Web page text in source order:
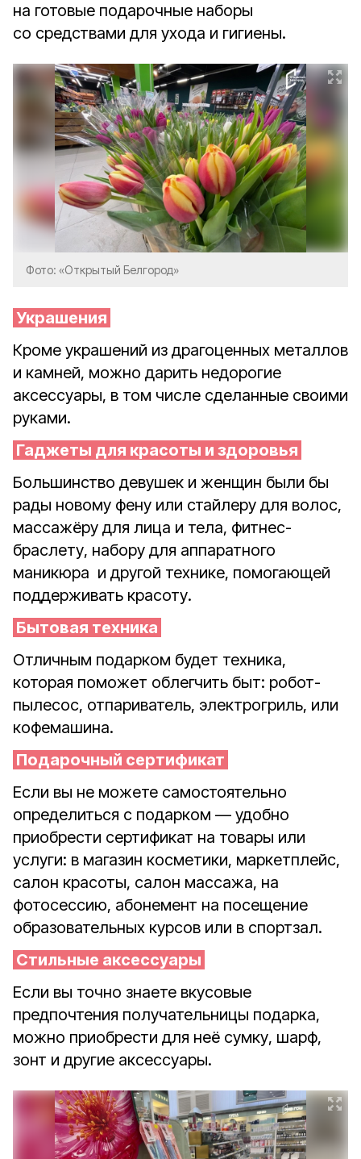
на готовые подарочные наборы
со средствами для ухода и гигиены.
Фото: «Открытый Белгород»
Украшения
Кроме украшений из драгоценных металлов
и камней, можно дарить недорогие
аксессуары, в том числе сделанные своими
руками.
Гаджеты для красоты и здоровья
Большинство девушек и женщин были бы
рады новому фену или стайлеру для волос,
массажёру для лица и тела, фитнес-
браслету, набору для аппаратного
маникюра и другой технике, помогающей
поддерживать красоту.
Бытовая техника
Отличным подарком будет техника,
которая поможет облегчить быт: робот-
пылесос, отпариватель, электрогриль, или
кофемашина.
Подарочный сертификат
Если вы не можете самостоятельно
определиться с подарком — удобно
приобрести сертификат на товары или
услуги: в магазин косметики, маркетплейс,
салон красоты, салон массажа, на
фотосессию, абонемент на посещение
образовательных курсов или в спортзал.
Стильные аксессуары
Если вы точно знаете вкусовые
предпочтения получательницы подарка,
можно приобрести для неё сумку, шарф,
зонт и другие аксессуары.